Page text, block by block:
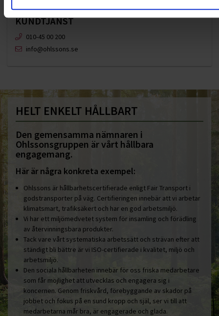
KUNDTJÄNST
010-45 00 200​
info@ohlssons.se
HELT ENKELT HÅLLBART
Den gemensamma nämnaren i
Ohlssonsgruppen är vårt hållbara
engagemang.
Här är några konkreta exempel:
Ohlssons är hållbarhetscertifierade enligt Fair Transport i
godstransporter på väg. Certifieringen innebär att vi arbetar
klimatsmart, trafiksäkert och har en god arbetsmiljö.
Vi har ett miljömedvetet system för insamling och förädling
av återvinningsbara produkter.
Tack vare vårt systematiska arbetssätt och strävan efter att
ständigt bli bättre är vi ISO-certifierade i kvalitet, miljö och
arbetsmiljö.
Den sociala hållbarheten innebär för oss friska medarbetare
som får möjlighet att utvecklas och engagera sig i
koncernen. Genom friskvård, förebyggande av skador på
jobbet och fokus på en sund kropp och själ, ser vi till att
medarbetarna mår bra, är engagerade och glada.